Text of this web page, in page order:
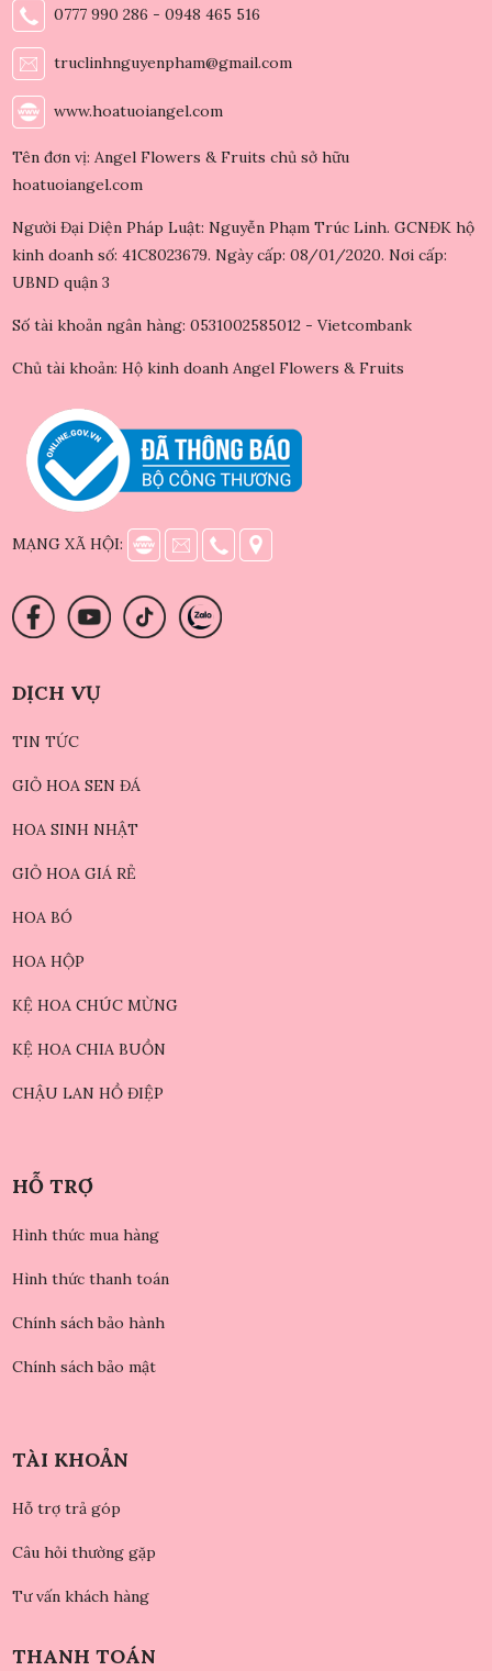
0777 990 286 - 0948 465 516
truclinhnguyenpham@gmail.com
www.hoatuoiangel.com
Tên đơn vị: Angel Flowers & Fruits chủ sở hữu
hoatuoiangel.com
Người Đại Diện Pháp Luật: Nguyễn Phạm Trúc Linh. GCNĐK hộ
kinh doanh số: 41C8023679. Ngày cấp: 08/01/2020. Nơi cấp:
UBND quận 3
Số tài khoản ngân hàng: 0531002585012 - Vietcombank
Chủ tài khoản: Hộ kinh doanh Angel Flowers & Fruits
MẠNG XÃ HỘI:
DỊCH VỤ
TIN TỨC
GIỎ HOA SEN ĐÁ
HOA SINH NHẬT
GIỎ HOA GIÁ RẺ
HOA BÓ
HOA HỘP
KỆ HOA CHÚC MỪNG
KỆ HOA CHIA BUỒN
CHẬU LAN HỒ ĐIỆP
HỖ TRỢ
Hình thức mua hàng
Hình thức thanh toán
Chính sách bảo hành
Chính sách bảo mật
TÀI KHOẢN
Hỗ trợ trả góp
Câu hỏi thường gặp
Tư vấn khách hàng
THANH TOÁN